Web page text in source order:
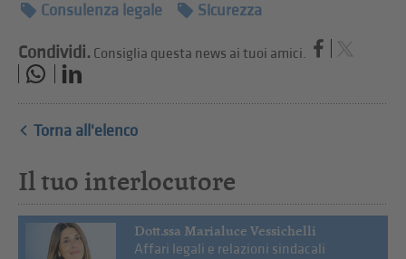
Consulenza legale
Sicurezza
Condividi. Consiglia questa news ai tuoi amici.
Torna all'elenco
Il tuo interlocutore
Dott.ssa Marialuce Vessichelli
Affari legali e relazioni sindacali